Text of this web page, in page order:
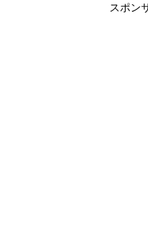
スポン